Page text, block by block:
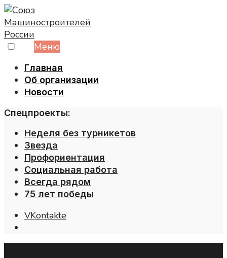
Skip
to
content
Меню
Главная
Об организации
Новости
Спецпроекты:
Неделя без турникетов
Звезда
Профориентация
Социальная работа
Всегда рядом
75 лет победы
VKontakte